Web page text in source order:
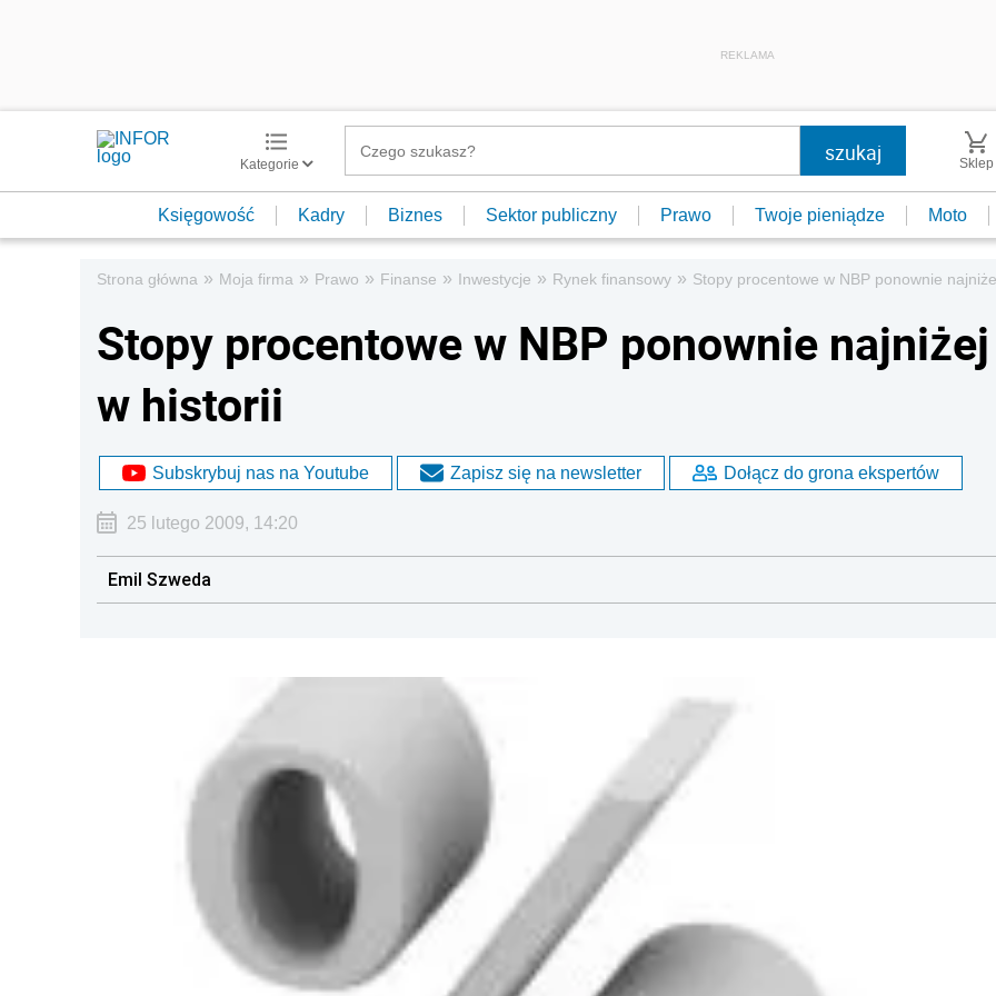
REKLAMA
Kategorie Sklep
Księgowość Kadry Biznes Sektor publiczny Prawo Twoje pieniądze Moto
Strona główna » Moja firma » Prawo » Finanse » Inwestycje » Rynek finansowy » Stopy procentowe w NBP ponownie
Stopy procentowe w NBP ponownie najniżej
w historii
Subskrybuj nas na Youtube Zapisz się na newsletter Dołącz do grona ekspertów
25 lutego 2009, 14:20
Emil Szweda